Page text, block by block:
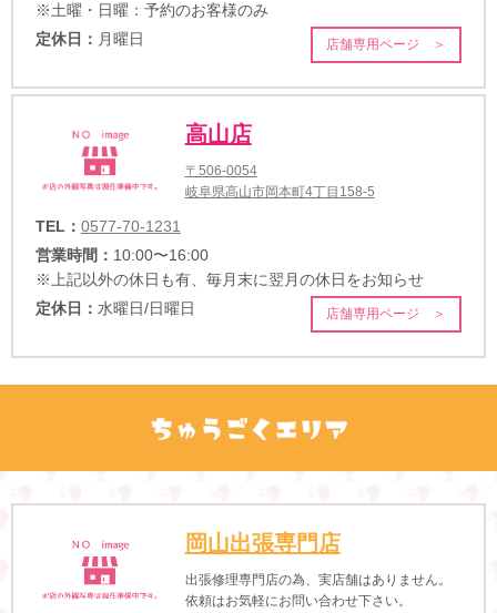
※土曜・日曜：予約のお客様のみ
定休日： 月曜日 店舗専用ページ ＞
高山店
〒506-0054
岐阜県高山市岡本町4丁目158-5
TEL： 0577-70-1231
営業時間： 10:00〜16:00
※上記以外の休日も有、毎月末に翌月の休日をお知らせ
定休日： 水曜日/日曜日 店舗専用ページ ＞
岡山出張専門店
出張修理専門店の為、実店舗はありません。
依頼はお気軽にお問い合わせ下さい。